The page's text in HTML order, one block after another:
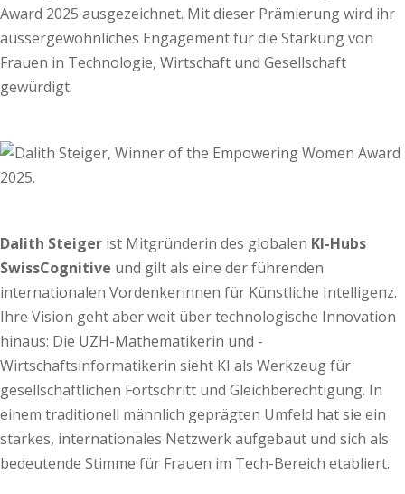
Award 2025 ausgezeichnet. Mit dieser Prämierung wird ihr
aussergewöhnliches Engagement für die Stärkung von
Frauen in Technologie, Wirtschaft und Gesellschaft
gewürdigt.
Dalith Steiger ist Mitgründerin des globalen KI-Hubs
SwissCognitive und gilt als eine der führenden
internationalen Vordenkerinnen für Künstliche Intelligenz.
Ihre Vision geht aber weit über technologische Innovation
hinaus: Die UZH-Mathematikerin und -
Wirtschaftsinformatikerin sieht KI als Werkzeug für
gesellschaftlichen Fortschritt und Gleichberechtigung. In
einem traditionell männlich geprägten Umfeld hat sie ein
starkes, internationales Netzwerk aufgebaut und sich als
bedeutende Stimme für Frauen im Tech-Bereich etabliert.